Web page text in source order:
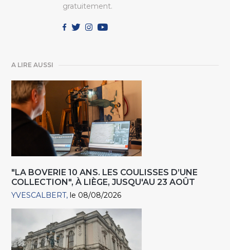
gratuitement.
A LIRE AUSSI
"LA BOVERIE 10 ANS. LES COULISSES D’UNE
COLLECTION", À LIÈGE, JUSQU'AU 23 AOÛT
YVESCALBERT le 08/08/2026